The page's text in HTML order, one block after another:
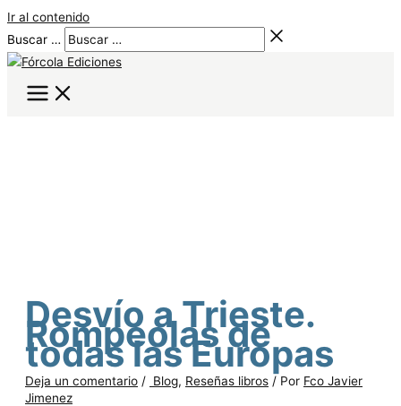
Ir al contenido
Buscar …
Desvío a Trieste.
Rompeolas de
todas las Europas
Deja un comentario / Blog, Reseñas libros / Por Fco Javier
Jimenez